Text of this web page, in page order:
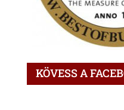
KÖVESS A